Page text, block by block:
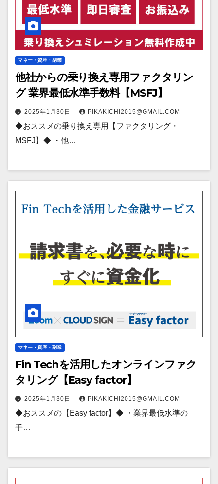
マネー・資産・副業
他社からの乗り換え専用ファクタリン
グ 業界最低水準手数料【MSFJ】
2025年1月30日 PIKAKICHI2015@GMAIL.COM
◆おススメの乗り換え専用【ファクタリング・
MSFJ】◆ ・他…
マネー・資産・副業
Fin Techを活用したオンラインファク
タリング【Easy factor】
2025年1月30日 PIKAKICHI2015@GMAIL.COM
◆おススメの【Easy factor】◆ ・業界最低水準の
手…